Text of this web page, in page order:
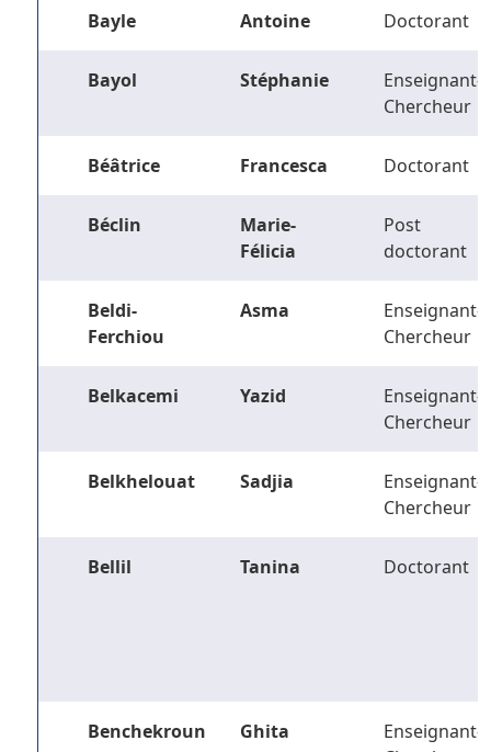
Bayle Antoine Doctorant
Bayol Stéphanie
Enseignant-
Chercheur
Béâtrice Francesca Doctorant
Béclin
Marie-
Félicia
Post
doctorant
Beldi-
Ferchiou
Asma
Enseignant-
Chercheur
Belkacemi Yazid
Enseignant-
Chercheur
Belkhelouat Sadjia
Enseignant-
Chercheur
Bellil Tanina Doctorant
Benchekroun Ghita
Enseignant-